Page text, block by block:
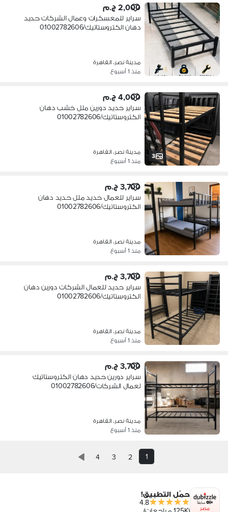
2,000 ج.م
سراير للمعسكرات وعمال الشركات حديد
دهان الكتروستاتيك/01002782606
مدينة نصر، القاهرة
منذ 1 أسبوع
3
4,000 ج.م
سراير حديد دورين ملل خشب دهان
الكتروستاتيك/01002782606
مدينة نصر، القاهرة
منذ 1 أسبوع
3,700 ج.م
سراير للعمال حديد ملل حديد دهان
الكتروستاتيك/01002782606
مدينة نصر، القاهرة
منذ 1 أسبوع
3,700 ج.م
سراير حديد للعمال الشركات دورين دهان
الكتروستاتيك/01002782606
مدينة نصر، القاهرة
منذ 1 أسبوع
3,700 ج.م
سراير دورين حديد دهان الكتروستاتيك
لعمال الشركات/01002782606
مدينة نصر، القاهرة
منذ 1 أسبوع
1
2
3
4
مصر
حمّل التطبيق!
4.8